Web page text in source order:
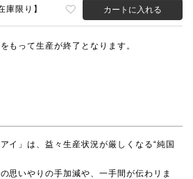
限り】 カートに入れる
もって生産が終了となります。
イ」は、益々生産状況が厳しくなる“純国
思いやりの手加減や、一手間が伝わリま